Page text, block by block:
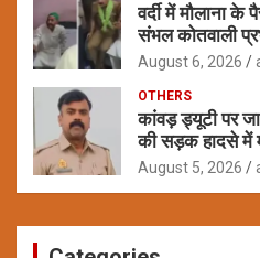
वर्दी में मौलाना के
संभल कोतवाली
August 6, 2026
OTHERS
कांवड़ ड्यूटी पर
की सड़क हादसे में
August 5, 2026